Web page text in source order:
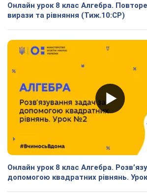
Онлайн урок 8 клас Алгебра.
вирази та рівняння (Тиж.10:СР)
Онлайн урок 8 клас Алгебра.
допомогою квадратних рівнянь.